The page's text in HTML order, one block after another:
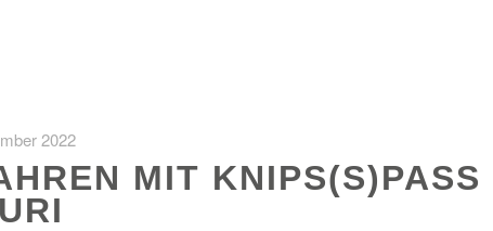
2022
MIT KNIPS(S)PASS